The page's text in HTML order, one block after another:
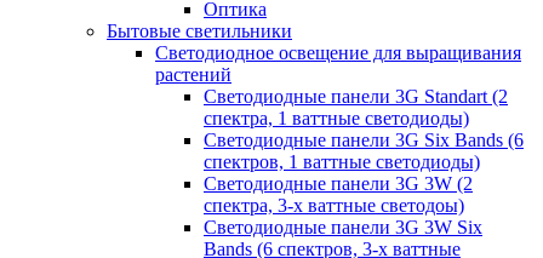
Оптика
Бытовые светильники
Светодиодное освещение для выращивания
растений
Cветодиодные панели 3G Standart (2
спектра, 1 ваттные светодиоды)
Светодиодные панели 3G Six Bands (6
спектров, 1 ваттные светодиоды)
Светодиодные панели 3G 3W (2
спектра, 3-х ваттные светодоы)
Светодиодные панели 3G 3W Six
Bands (6 спектров, 3-х ваттные